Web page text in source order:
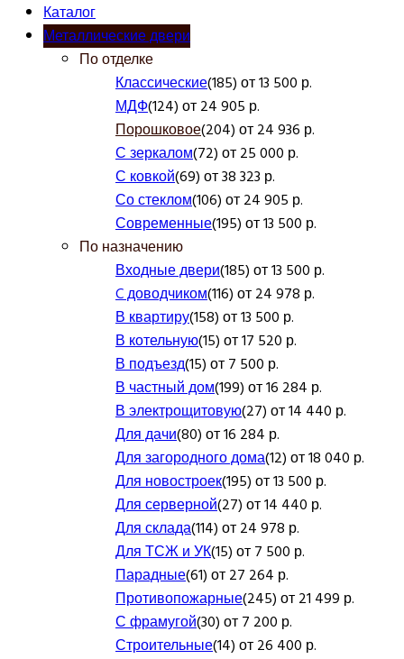
Каталог
Металлические двери
По отделке
Классические(185) от 13 500 р.
МДФ(124) от 24 905 р.
Порошковое(204) от 24 936 р.
С зеркалом(72) от 25 000 р.
С ковкой(69) от 38 323 р.
Со стеклом(106) от 24 905 р.
Современные(195) от 13 500 р.
По назначению
Входные двери(185) от 13 500 р.
C доводчиком(116) от 24 978 р.
В квартиру(158) от 13 500 р.
В котельную(15) от 17 520 р.
В подъезд(15) от 7 500 р.
В частный дом(199) от 16 284 р.
В электрощитовую(27) от 14 440 р.
Для дачи(80) от 16 284 р.
Для загородного дома(12) от 18 040 р.
Для новостроек(195) от 13 500 р.
Для серверной(27) от 14 440 р.
Для склада(114) от 24 978 р.
Для ТСЖ и УК(15) от 7 500 р.
Парадные(61) от 27 264 р.
Противопожарные(245) от 21 499 р.
С фрамугой(30) от 7 200 р.
Строительные(14) от 26 400 р.